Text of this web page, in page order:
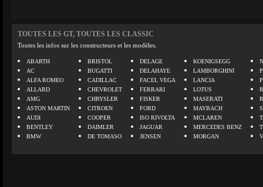
TOUTES LES GT, TOUTES LES CLASSIC
Toutes les infos sur les constructeurs et les modèles.
ABARTH
AC
ALFA ROMEO
ALLARD
AMG
ASTON MARTIN
AUDI
BENTLEY
BMW
BRISTOL
BUGATTI
CADILLAC
CHEVROLET
CHRYSLER
CITROEN
COOPER
DAIMLER
DE TOMASO
DELAGE
DELAHAYE
FACEL VEGA
FERRARI
FISKER
FORD
ISO RIVOLTA
JAGUAR
JENSEN
KOENIGSEGG
LAMBORGHINI
LANCIA
LOTUS
MASERATI
MAYBACH
MCLAREN
MERCEDES BENZ
MORGAN